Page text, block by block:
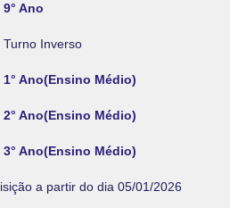
Ano
Turno Inverso
Ano(Ensino Médio)
Ano(Ensino Médio)
Ano(Ensino Médio)
a partir do dia 05/01/2026